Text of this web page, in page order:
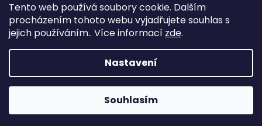
Tento web používá soubory cookie. Dalším
procházením tohoto webu vyjadřujete souhlas s
jejich používáním.. Více informací zde.
Nastavení
Souhlasím
Vytvořil Shoptet
Copyright 2026Andante. Všechna práva
vyhrazena.